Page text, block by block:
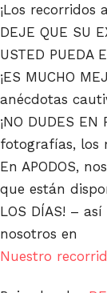
¡Los
DEJE QUE SU
USTED PUEDA
¡ES MUCHO
anécdotas
¡NO DUDES
fotografías, los
En APODOS,
que están
LOS DÍAS! –
nosotros en
Nuestro